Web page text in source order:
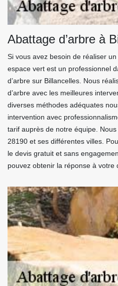
Abattage d’arbre à
Si vous avez besoin de réaliser
espace vert est un professionnel
d’arbre sur Billancelles. Nous
d’arbre avec les meilleures
diverses méthodes adéquates
intervention avec
tarif auprès de notre équipe.
28190 et ses différentes villes.
le devis gratuit et sans
pouvez obtenir la réponse à votre